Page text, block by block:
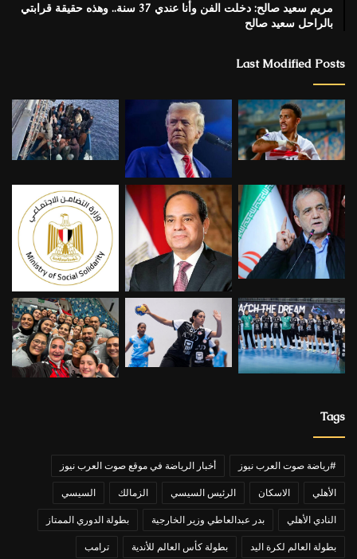
مريم سعيد صالح: دخلت الفن وأنا عندي 37 سنة.. وهذه حقيقة قرابتي
بالراحل سعيد صالح
Last Modified Posts
Tags
#رياضة صوت العرب نيوز أخبار الرياضة في موقع صوت العرب نيوز
الأهلي الاسكان الرئيس السيسي الزمالك السيسي
النادي الأهلي بدر عبدالعاطي وزير الخارجية بطولة الدوري الممتاز
بطولة العالم لكرة اليد بطولة كأس العالم للأندية ترامب